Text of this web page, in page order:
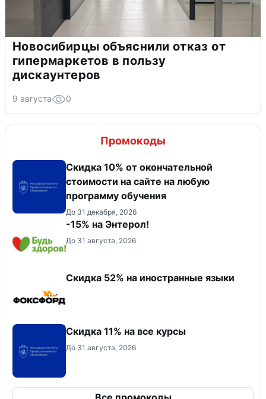
Новосибирцы объяснили отказ от
гипермаркетов в пользу
дискаунтеров
9 августа 0
Промокоды
Скидка 10% от окончательной
стоимости на сайте на любую
программу обучения
До 31 декабря, 2026
-15% на Энтерол!
До 31 августа, 2026
Скидка 52% на иностранные языки
Скидка 11% на все курсы
До 31 августа, 2026